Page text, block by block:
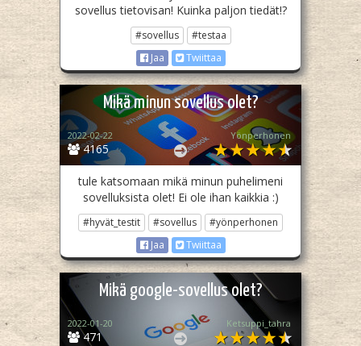
sovellus tietovisan! Kuinka paljon tiedät!?
#sovellus
#testaa
Jaa
Twiittaa
Mikä minun sovellus olet?
4165
2022-02-22 Yönperhonen
tule katsomaan mikä minun puhelimeni
sovelluksista olet! Ei ole ihan kaikkia :)
#hyvät_testit #sovellus
#yönperhonen
Jaa
Twiittaa
Mikä google-sovellus olet?
471
2022-01-20 Ketsuppi_tahra